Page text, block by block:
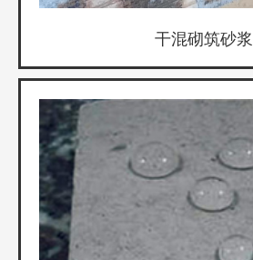
干混砌筑砂浆